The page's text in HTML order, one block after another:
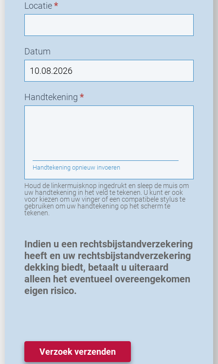
Locatie*
Datum
Handtekening *
Handtekening opnieuw invoeren
Houd de linkermuisknop ingedrukt en sleep de muis om
uw handtekening in het veld te tekenen. U kunt er ook
voor kiezen om uw vinger of een compatibele stylus te
gebruiken om uw handtekening op het scherm te
tekenen.
Indien u een rechtsbijstandverzekering
heeft en uw rechtsbijstandverzekering
dekking biedt, betaalt u uiteraard
alleen het eventueel overeengekomen
eigen risico.
Verzoek verzenden